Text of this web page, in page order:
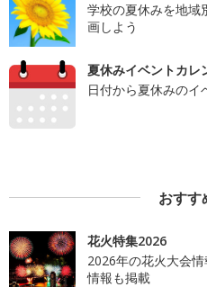
学校の夏休みを地域
画しよう
夏休みイベントカレ
日付から夏休みのイ
おすす
花火特集2026
2026年の花火大会
情報も掲載